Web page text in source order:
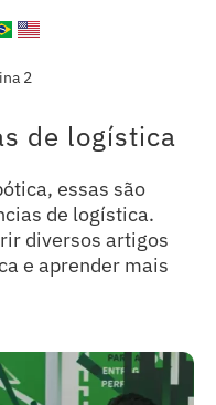
2
de logística
essas são
de logística.
diversos artigos
e aprender mais